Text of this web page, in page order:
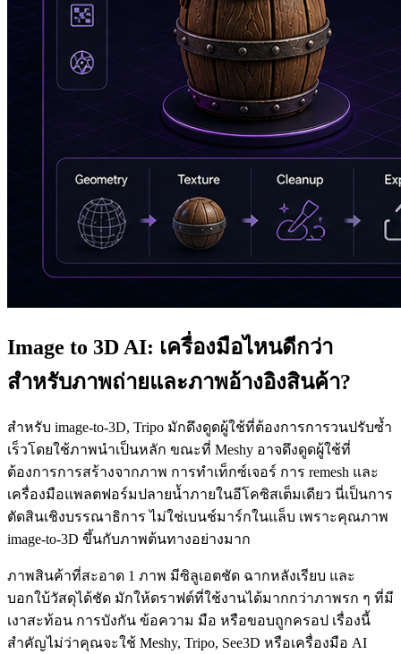
Image to 3D AI: เครื่องมือไหนดีกว่า
สำหรับภาพถ่ายและภาพอ้างอิงสินค้า?
สำหรับ image-to-3D, Tripo มักดึงดูดผู้ใช้ที่ต้องการการวนปรับซ้ำ
เร็วโดยใช้ภาพนำเป็นหลัก ขณะที่ Meshy อาจดึงดูดผู้ใช้ที่
ต้องการการสร้างจากภาพ การทำเท็กซ์เจอร์ การ remesh และ
เครื่องมือแพลตฟอร์มปลายน้ำภายในอีโคซิสเต็มเดียว นี่เป็นการ
ตัดสินเชิงบรรณาธิการ ไม่ใช่เบนช์มาร์กในแล็บ เพราะคุณภาพ
image-to-3D ขึ้นกับภาพต้นทางอย่างมาก
ภาพสินค้าที่สะอาด 1 ภาพ มีซิลูเอตชัด ฉากหลังเรียบ และ
บอกใบ้วัสดุได้ชัด มักให้ดราฟต์ที่ใช้งานได้มากกว่าภาพรก ๆ ที่มี
เงาสะท้อน การบังกัน ข้อความ มือ หรือขอบถูกครอป เรื่องนี้
สำคัญไม่ว่าคุณจะใช้ Meshy, Tripo, See3D หรือเครื่องมือ AI